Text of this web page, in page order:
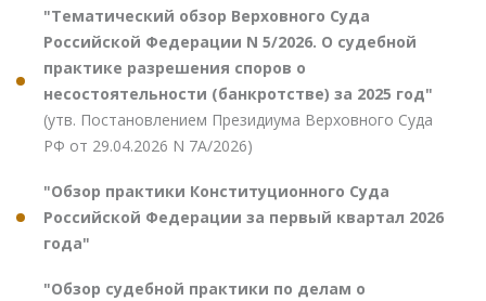
"Тематический обзор Верховного Суда
Российской Федерации N 5/2026. О судебной
практике разрешения споров о
несостоятельности (банкротстве) за 2025 год"
(утв. Постановлением Президиума Верховного Суда
РФ от 29.04.2026 N 7А/2026)
"Обзор практики Конституционного Суда
Российской Федерации за первый квартал 2026
года"
"Обзор судебной практики по делам о